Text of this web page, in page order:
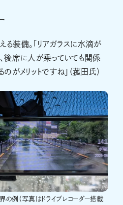
装備。「リアガラスに水滴が
後席に人が乗っていても関係
がメリットですね」（菰田氏）
の例（写真はドライブレコーダー搭載